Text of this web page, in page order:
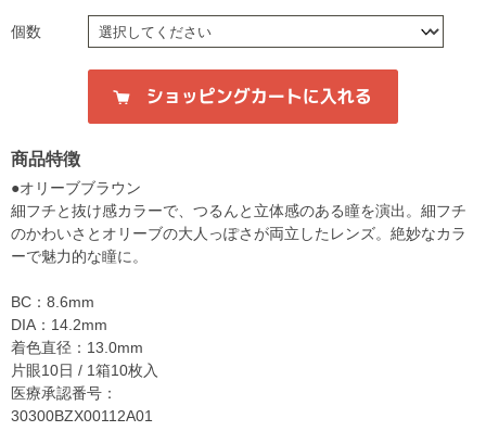
個数
商品特徴
●オリーブブラウン
細フチと抜け感カラーで、つるんと立体感のある瞳を演出。細フチ
のかわいさとオリーブの大人っぽさが両立したレンズ。絶妙なカラ
ーで魅力的な瞳に。
BC：8.6mm
DIA：14.2mm
着色直径：13.0mm
片眼10日 / 1箱10枚入
医療承認番号：
30300BZX00112A01